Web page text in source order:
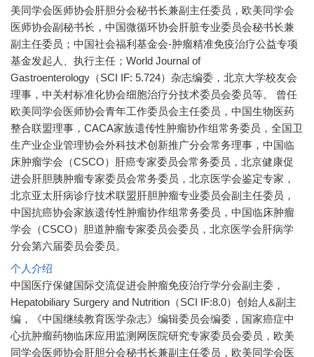
美同学会医师协会肝胆分会秘书长兼副主任委员，欧美同学会
医师协会副秘书长，中国微循环协会肝脏专业委员会秘书长兼
副主任委员；中国社会福利基金会-肿瘤精准免疫治疗公益专项
基金发起人、执行主任；World Journal of
Gastroenterology（SCI IF: 5.724）杂志编委，北京大学校友会
理事，中关村标准化协会细胞治疗分技术委员会委员等。 曾任
欧美同学会医师协会青年工作委员会主任委员，中国生物医药
整合联盟理事，CACA家族遗传性肿瘤协作组常务委员，全国卫
生产业企业管理协会外科技术创新推广分会常务理事，中国临
床肿瘤学会（CSCO）肝癌专家委员会常务委员，北京健康促
进会肝胆胰肿瘤专家委员会常务委员，北京医学会鉴定专家，
北京亚太肝病诊疗技术联盟肝胆肿瘤专业委员会副主任委员，
中国抗癌协会家族遗传性肿瘤协作组常务委员，中国临床肿瘤
学会（CSCO）胆道肿瘤专家委员会委员，北京医学会肝病学
分会第六届委员会委员。
个人介绍
中国医疗保健国际交流促进会肿瘤免疫治疗学分会副主委，
Hepatobiliary Surgery and Nutrition（SCI IF:8.0）创始人&副主
编，《中国继续教育医学杂志》编辑委员会编委，国家癌症中
心抗肿瘤药物临床应用监测网医院研究专家委员会委员，欧美
同学会医师协会肝胆分会秘书长兼副主任委员，欧美同学会医